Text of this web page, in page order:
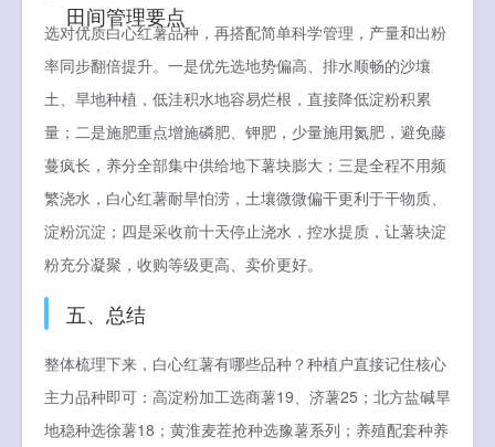
田间管理要点
选对优质白心红薯品种，再搭配简单科学管理，产量和出粉
率同步翻倍提升。一是优先选地势偏高、排水顺畅的沙壤
土、旱地种植，低洼积水地容易烂根，直接降低淀粉积累
量；二是施肥重点增施磷肥、钾肥，少量施用氮肥，避免藤
蔓疯长，养分全部集中供给地下薯块膨大；三是全程不用频
繁浇水，白心红薯耐旱怕涝，土壤微微偏干更利于干物质、
淀粉沉淀；四是采收前十天停止浇水，控水提质，让薯块淀
粉充分凝聚，收购等级更高、卖价更好。
五、总结
整体梳理下来，白心红薯有哪些品种？种植户直接记住核心
主力品种即可：高淀粉加工选商薯19、济薯25；北方盐碱旱
地稳种选徐薯18；黄淮麦茬抢种选豫薯系列；养殖配套种养